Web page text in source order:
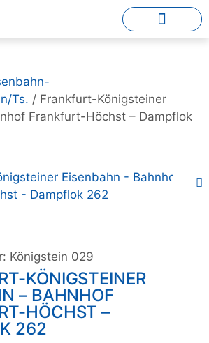
Ts. / Frankfurt-Königsteiner
Frankfurt-Höchst – Dampflok
Königstein 029
KÖNIGSTEINER
– BAHNHOF
HÖCHST –
262